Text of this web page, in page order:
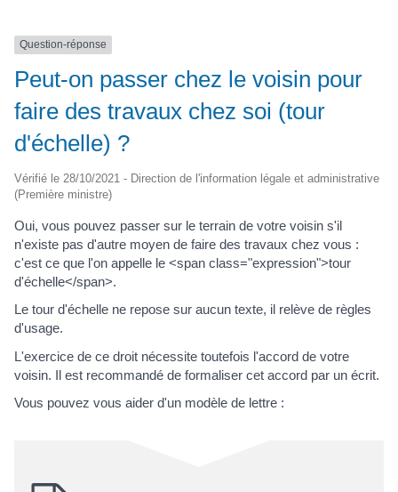
Question-réponse
Peut-on passer chez le voisin pour
faire des travaux chez soi (tour
d'échelle) ?
Vérifié le 28/10/2021 - Direction de l'information légale et administrative
(Première ministre)
Oui, vous pouvez passer sur le terrain de votre voisin s'il
n'existe pas d'autre moyen de faire des travaux chez vous :
c'est ce que l'on appelle le <span class="expression">tour
d'échelle</span>.
Le tour d'échelle ne repose sur aucun texte, il relève de règles
d'usage.
L'exercice de ce droit nécessite toutefois l'accord de votre
voisin. Il est recommandé de formaliser cet accord par un écrit.
Vous pouvez vous aider d'un modèle de lettre :